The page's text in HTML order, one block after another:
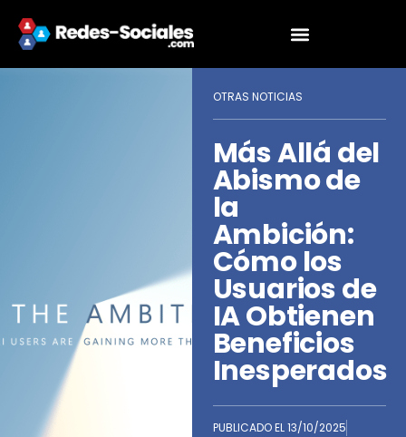
OTRAS NOTICIAS
Más Allá del
Abismo de
la
Ambición:
Cómo los
Usuarios de
IA Obtienen
Beneficios
Inesperados
PUBLICADO EL13/10/2025